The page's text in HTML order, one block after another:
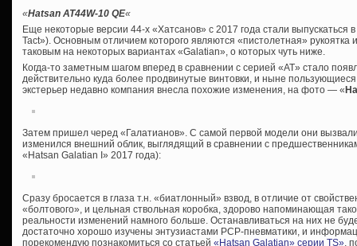
«Hatsan AT44W-10 QE«
Еще некоторые версии 44-х «Хатсанов» с 2017 года стали выпускаться
Tact»). Основным отличием которого являются «пистолетная» рукоятка
таковым на некоторых вариантах «Galatian», о которых чуть ниже.
Когда-то заметным шагом вперед в сравнении с серией «AT» стало
действительно куда более продвинутые винтовки, и ныне
экстерьер недавно компания внесла похожие изменения, на фото — «
Затем пришел черед «Галатианов». С самой первой модели они
изменился внешний облик, выглядящий в сравнении с
«Hatsan Galatian I» 2017 года):
Сразу бросается в глаза т.н. «биатлонный» взвод, в отличие от
«болтового», и цельная ствольная коробка, здорово напоминающая
реальности изменений намного больше. Останавливаться на них не
достаточно хорошо изучены энтузиастами PCP-пневматики, и
порекомендую познакомиться со статьей «Hatsan Galatian» серии TS»,